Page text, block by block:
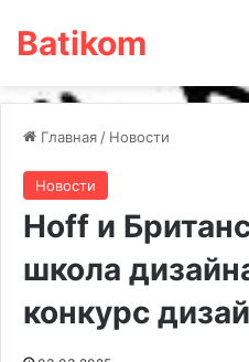
Batikom
Главная / Новости
Новости
Hoff и
школа
конкурс